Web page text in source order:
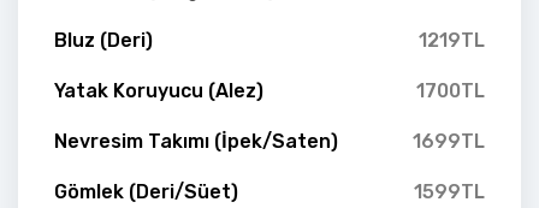
Bluz (Deri) 1219TL
Yatak Koruyucu (Alez) 1700TL
Nevresim Takımı (İpek/Saten) 1699TL
Gömlek (Deri/Süet) 1599TL